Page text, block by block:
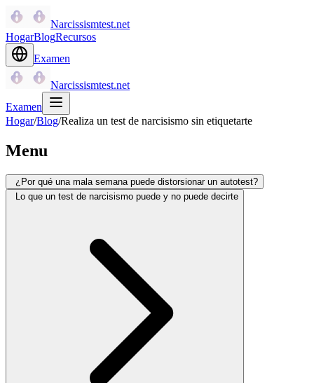
Narcissismtest.net
HogarBlogRecursos
Examen
Narcissismtest.net
Examen
Hogar/Blog/Realiza un test de narcisismo sin etiquetarte
Menu
¿Por qué una mala semana puede distorsionar un autotest?
Lo que un test de narcisismo puede y no puede decirte